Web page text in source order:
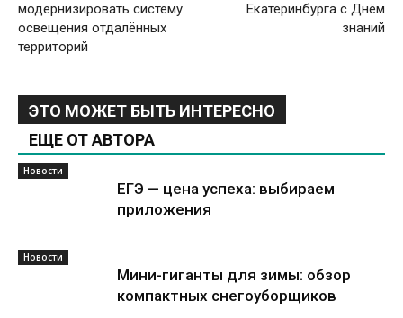
модернизировать систему
освещения отдалённых
территорий
Екатеринбурга с Днём
знаний
ЭТО МОЖЕТ БЫТЬ ИНТЕРЕСНО
ЕЩЕ ОТ АВТОРА
Новости
ЕГЭ — цена успеха: выбираем
приложения
Новости
Мини-гиганты для зимы: обзор
компактных снегоуборщиков